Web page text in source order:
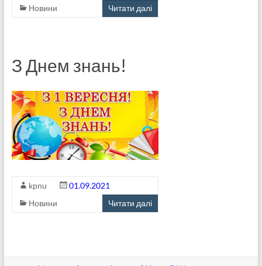
Новини
Читати далі
З Днем знань!
kpnu
01.09.2021
Новини
Читати далі